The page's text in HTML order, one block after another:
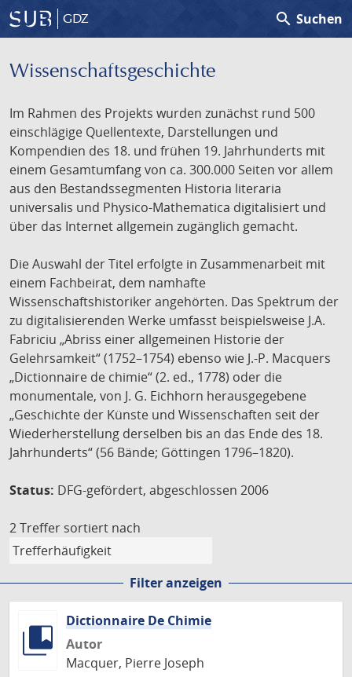
GDZ search Suchen
Wissenschafts­geschichte
Im Rahmen des Projekts wurden zunächst rund 500
einschlägige Quellentexte, Darstellungen und
Kompendien des 18. und frühen 19. Jahrhunderts mit
einem Gesamtumfang von ca. 300.000 Seiten vor allem
aus den Bestandssegmenten Historia literaria
universalis und Physico-Mathematica digitalisiert und
über das Internet allgemein zugänglich gemacht.
Die Auswahl der Titel erfolgte in Zusammenarbeit mit
einem Fachbeirat, dem namhafte
Wissenschaftshistoriker angehörten. Das Spektrum der
zu digitalisierenden Werke umfasst beispielsweise J.A.
Fabriciu „Abriss einer allgemeinen Historie der
Gelehrsamkeit“ (1752–1754) ebenso wie J.-P. Macquers
„Dictionnaire de chimie“ (2. ed., 1778) oder die
monumentale, von J. G. Eichhorn herausgegebene
„Geschichte der Künste und Wissenschaften seit der
Wiederherstellung derselben bis an das Ende des 18.
Jahrhunderts“ (56 Bände; Göttingen 1796–1820).
Status: DFG-gefördert, abgeschlossen 2006
2 Treffer sortiert nach
Filter anzeigen
Dictionnaire De Chimie
Autor
Macquer, Pierre Joseph